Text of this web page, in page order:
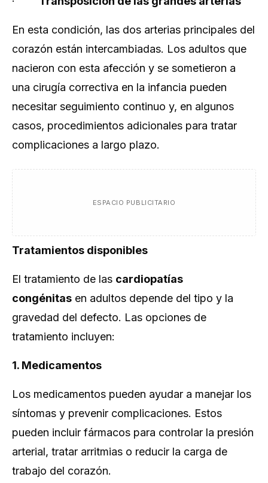
En esta condición, las dos arterias principales del
corazón están intercambiadas. Los adultos que
nacieron con esta afección y se sometieron a
una cirugía correctiva en la infancia pueden
necesitar seguimiento continuo y, en algunos
casos, procedimientos adicionales para tratar
complicaciones a largo plazo.
ESPACIO PUBLICITARIO
Tratamientos disponibles
El tratamiento de las cardiopatías
congénitas en adultos depende del tipo y la
gravedad del defecto. Las opciones de
tratamiento incluyen:
1. Medicamentos
Los medicamentos pueden ayudar a manejar los
síntomas y prevenir complicaciones. Estos
pueden incluir fármacos para controlar la presión
arterial, tratar arritmias o reducir la carga de
trabajo del corazón.